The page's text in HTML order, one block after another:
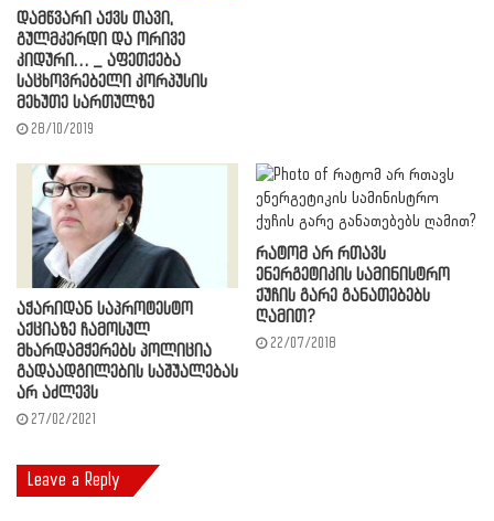
დამწვარი აქვს თავი,
გულმკერდი და ორივე
კიდური… _ აფეთქება
საცხოვრებელი კორპუსის
მეხუთე სართულზე
28/10/2019
აჭარიდან საპროტესტო
აქციაზე ჩამოსულ
მხარდამჭერებს პოლიცია
გადაადგილების საშუალებას
არ აძლევს
27/02/2021
რატომ არ რთავს
ენერგეტიკის სამინისტრო
ქუჩის გარე განათებებს
ღამით?
22/07/2018
Leave a Reply